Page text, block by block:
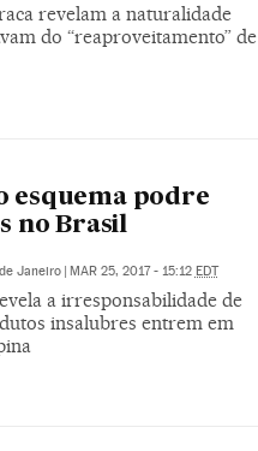
revelam a naturalidade
do “reaproveitamento” de
esquema podre
no Brasil
Janeiro MAR 25, 2017 - 15:12 EDT
a irresponsabilidade de
insalubres entrem em